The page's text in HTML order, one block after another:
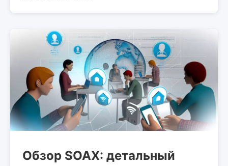
Обзор SOAX: детальный